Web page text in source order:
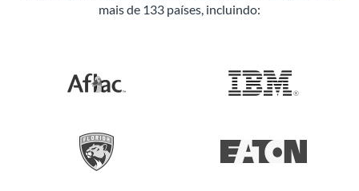
mais de 133 países, incluindo: